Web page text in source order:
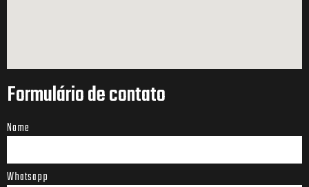
Formulário de contato
Nome
Whatsapp